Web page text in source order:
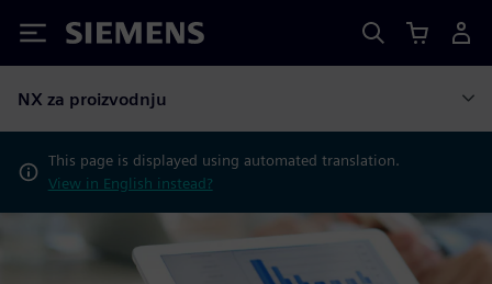
Siemens
NX za proizvodnju
This page is displayed using automated translation.
View in English instead?